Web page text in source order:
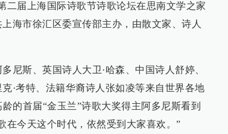
二届上海国际诗歌节诗歌论坛在思南文学之家
海市徐汇区委宣传部主办，由散文家、诗人
尼斯、英国诗人大卫·哈森、中国诗人舒婷、
·考特、法籍华裔诗人张如凌等来自世界各地
的首届“金玉兰”诗歌大奖得主阿多尼斯看到
在今天这个时代，依然受到大家喜欢。”